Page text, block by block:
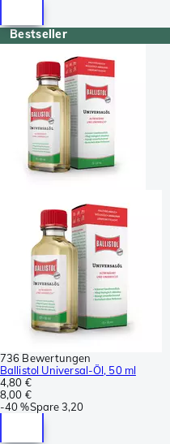
Bestseller
736 Bewertungen
Ballistol Universal-Öl, 50 ml
4,80 €
8,00 €
-40 %Spare3,20